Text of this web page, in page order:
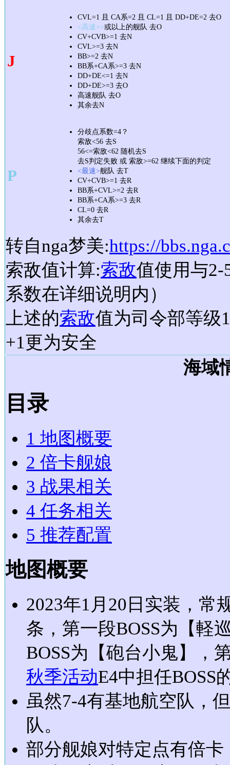
J
CVL=1 且 CA系=2 且 CL=1 且 DD+DE=2 去O
<高速+>或以上的舰队 去O
CV+CVB>=1 去N
CVL>=3 去N
BB>=2 去N
BB系+CA系>=3 去N
DD+DE<=1 去N
DD+DE>=3 去O
高速舰队 去O
其余去N
P
分歧点系数=4？
索敌<56 去S
56<=索敌<62 随机去S
去S判定失败 或 索敌>=62 继续下面的判定
<最速>舰队 去T
CV+CVB>=1 去R
BB系+CVL>=2 去R
BB系+CA系>=3 去R
CL=0 去R
其余去T
转自nga梦美:https://
索敌值计算:索敌值使用与2-
系数在详细说明内）
上述的索敌值为司令部等级
+1更为安全
海域
目录
1 地图概要
2 倍卡舰娘
3 战果相关
4 任务相关
5 推荐配置
地图概要
2023年1月20日实装，常
条，第一段BOSS为【軽
BOSS为【砲台小鬼】，
秋季活动E4中担任BOSS
虽然7-4有基地航空队，
队。
部分舰娘对特定点有倍